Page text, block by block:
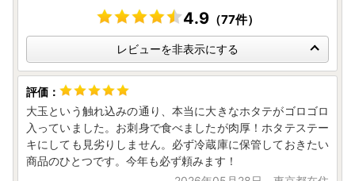
4.9（77件）
レビューを非表示にする
大玉という触れ込みの通り、本当に大きなホタテがゴロゴロ
入っていました。お刺身で食べましたが肉厚！ホタテステー
キにしても見劣りしません。必ず冷蔵庫に保管しておきたい
商品のひとつです。今年も必ず頼みます！